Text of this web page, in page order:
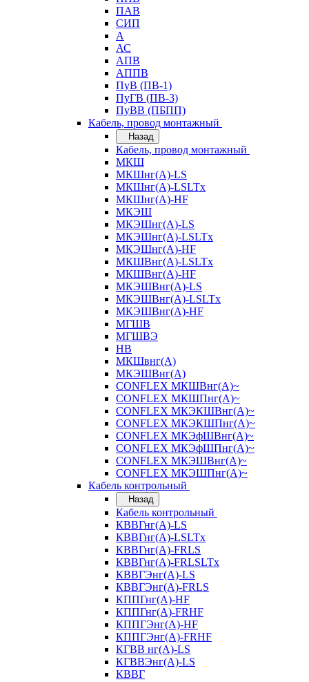
ПАВ
СИП
А
АС
АПВ
АППВ
ПуВ (ПВ-1)
ПуГВ (ПВ-3)
ПуВВ (ПБПП)
Кабель, провод монтажный
Назад
Кабель, провод монтажный
МКШ
МКШнг(А)-LS
МКШнг(А)-LSLTx
МКШнг(А)-HF
МКЭШ
МКЭШнг(А)-LS
МКЭШнг(А)-LSLTx
МКЭШнг(А)-HF
МКШВнг(A)-LSLTx
МКШВнг(А)-HF
МКЭШВнг(А)-LS
МКЭШВнг(A)-LSLTx
МКЭШВнг(А)-HF
МГШВ
МГШВЭ
НВ
МКШвнг(А)
МКЭШВнг(А)
CONFLEX МКШВнг(А)~
CONFLEX МКШПнг(А)~
CONFLEX МКЭКШВнг(А)~
CONFLEX МКЭКШПнг(А)~
CONFLEX МКЭфШВнг(А)~
CONFLEX МКЭфШПнг(А)~
CONFLEX МКЭШВнг(А)~
CONFLEX МКЭШПнг(А)~
Кабель контрольный
Назад
Кабель контрольный
КВВГнг(А)-LS
КВВГнг(А)-LSLTx
КВВГнг(А)-FRLS
КВВГнг(А)-FRLSLTx
КВВГЭнг(А)-LS
КВВГЭнг(А)-FRLS
КППГнг(А)-HF
КППГнг(А)-FRHF
КППГЭнг(А)-HF
КППГЭнг(А)-FRHF
КГВВ нг(А)-LS
КГВВЭнг(А)-LS
КВВГ